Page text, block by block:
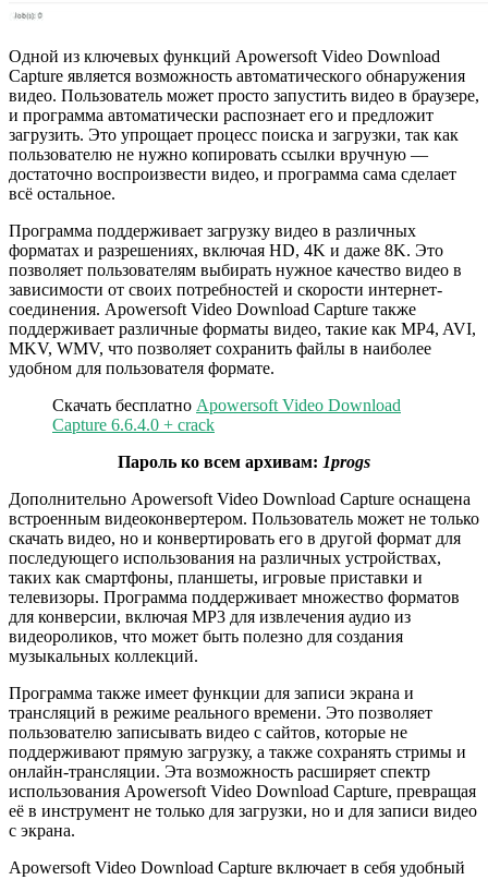
Одной из ключевых функций Apowersoft Video Download
Capture является возможность автоматического обнаружения
видео. Пользователь может просто запустить видео в браузере,
и программа автоматически распознает его и предложит
загрузить. Это упрощает процесс поиска и загрузки, так как
пользователю не нужно копировать ссылки вручную —
достаточно воспроизвести видео, и программа сама сделает
всё остальное.
Программа поддерживает загрузку видео в различных
форматах и разрешениях, включая HD, 4K и даже 8K. Это
позволяет пользователям выбирать нужное качество видео в
зависимости от своих потребностей и скорости интернет-
соединения. Apowersoft Video Download Capture также
поддерживает различные форматы видео, такие как MP4, AVI,
MKV, WMV, что позволяет сохранить файлы в наиболее
удобном для пользователя формате.
Скачать бесплатно Apowersoft Video Download
Capture 6.6.4.0 + crack
Пароль ко всем архивам: 1progs
Дополнительно Apowersoft Video Download Capture оснащена
встроенным видеоконвертером. Пользователь может не только
скачать видео, но и конвертировать его в другой формат для
последующего использования на различных устройствах,
таких как смартфоны, планшеты, игровые приставки и
телевизоры. Программа поддерживает множество форматов
для конверсии, включая MP3 для извлечения аудио из
видеороликов, что может быть полезно для создания
музыкальных коллекций.
Программа также имеет функции для записи экрана и
трансляций в режиме реального времени. Это позволяет
пользователю записывать видео с сайтов, которые не
поддерживают прямую загрузку, а также сохранять стримы и
онлайн-трансляции. Эта возможность расширяет спектр
использования Apowersoft Video Download Capture, превращая
её в инструмент не только для загрузки, но и для записи видео
с экрана.
Apowersoft Video Download Capture включает в себя удобный